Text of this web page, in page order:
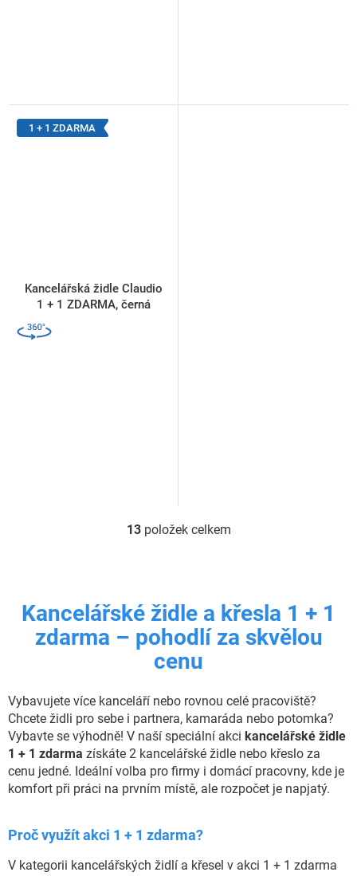
1 + 1 ZDARMA
Kancelářská židle Claudio
1 + 1 ZDARMA, černá
O
í
p
r
k
y
v
ý
p
i
s
13položek celkem
Kancelářské židle a křesla 1 + 1
zdarma – pohodlí za skvělou
cenu
Vybavujete více kanceláří nebo rovnou celé pracoviště?
Chcete židli pro sebe i partnera, kamaráda nebo potomka?
Vybavte se výhodně! V naší speciální akci kancelářské židle
1 + 1 zdarma získáte 2 kancelářské židle nebo křeslo za
cenu jedné. Ideální volba pro firmy i domácí pracovny, kde je
komfort při práci na prvním místě, ale rozpočet je napjatý.
Proč využít akci 1 + 1 zdarma?
V kategorii kancelářských židlí a křesel v akci 1 + 1 zdarma